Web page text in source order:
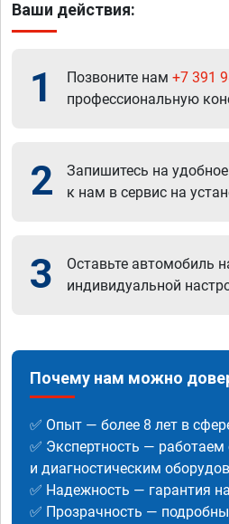
Ваши действия:
1 Позвоните нам +7 391
профессиональную
2
Запишитесь на
к нам в сервис на
3
Оставьте автомобиль
индивидуальной
Почему нам можно
✅ Опыт — более 8 лет в
✅ Экспертность —
и диагностическим
✅ Надежность — гарантия
✅ Прозрачность —